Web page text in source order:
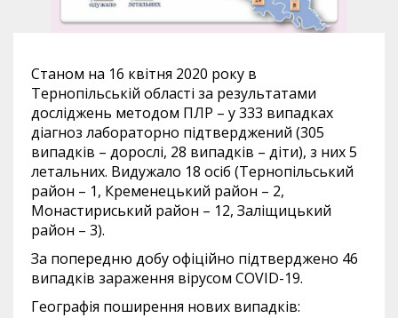
Станом на 16 квітня 2020 року в
Тернопільській області за результатами
досліджень методом ПЛР – у 333 випадках
діагноз лабораторно підтверджений (305
випадків – дорослі, 28 випадків – діти), з них 5
летальних. Видужало 18 осіб (Тернопільський
район – 1, Кременецький район – 2,
Монастириський район – 12, Заліщицький
район – 3).
За попередню добу офіційно підтверджено 46
випадків зараження вірусом COVID-19.
Географія поширення нових випадків: